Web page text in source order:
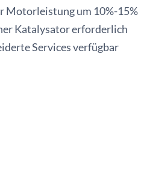
Motorleistung um 10%-15%
Katalysator erforderlich
Services verfügbar